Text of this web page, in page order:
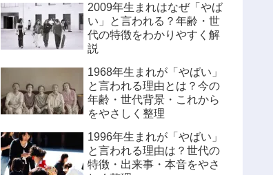
2009年生まれはなぜ「やば
い」と言われる？年齢・世
代の特徴をわかりやすく解
説
1968年生まれが「やばい」
と言われる理由とは？今の
年齢・世代背景・これから
をやさしく整理
1996年生まれが「やばい」
と言われる理由は？世代の
特徴・出来事・本音をやさ